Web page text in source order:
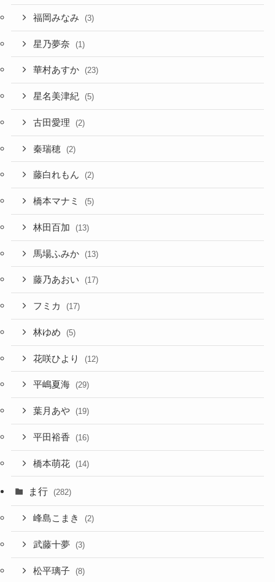
福岡みなみ (3)
星乃夢奈 (1)
華村あすか (23)
星名美津紀 (5)
古田愛理 (2)
秦瑞穂 (2)
藤白れもん (2)
橋本マナミ (5)
林田百加 (13)
馬場ふみか (13)
藤乃あおい (17)
フミカ (17)
林ゆめ (5)
花咲ひより (12)
平嶋夏海 (29)
葉月あや (19)
平田裕香 (16)
橋本萌花 (14)
ま行 (282)
峰島こまき (2)
武藤十夢 (3)
松平璃子 (8)